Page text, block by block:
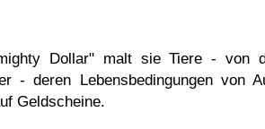
Dollar" malt sie Tiere - von
- deren Lebensbedingungen von
Geldscheine.